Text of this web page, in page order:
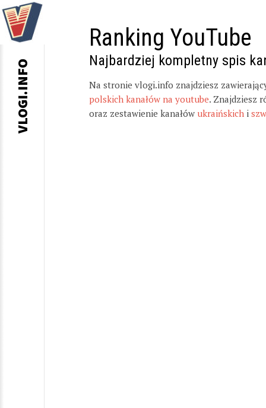
Ranking YouTube
Najbardziej kompletny spis
Na stronie vlogi.info znajdziesz
polskich kanałów na youtube. Znajdziesz
oraz zestawienie kanałów ukraińskich i
VLOGI.INFO